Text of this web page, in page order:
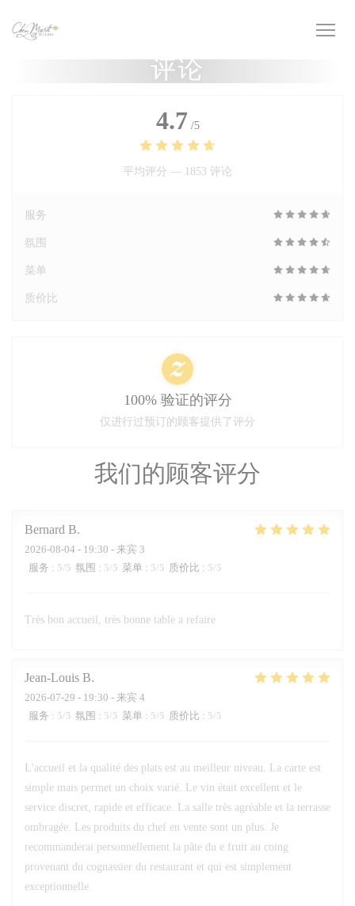
评论
我们的顾客评分
Bernard B
2026-08-04 - 19:30 - 来宾 3
服务 : 5/5 氛围 : 5/5 菜单 : 5/5 质价比 : 5/5
Très bon accueil, très bonne table a refaire
Jean-Louis B
2026-07-29 - 19:30 - 来宾 4
服务 : 5/5 氛围 : 5/5 菜单 : 5/5 质价比 : 5/5
L'accueil et la qualité des plats est au meilleur niveau. La carte est
simple mais permet un choix varié. Le vin était excellent et le
service discret, rapide et efficace. La salle très agréable et la terrasse
ombragée. Les produits du chef en vente sont un plus. Je
recommanderai personnellement la pâte du e fruit au coing
provenant du cognassier du restaurant et qui est simplement
exceptionnelle.
4.7 /5
平均评分 — 1853 评论
服务
氛围
菜单
质价比
100% 验证的评分
仅进行过预订的顾客提供了评分